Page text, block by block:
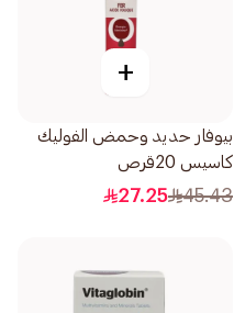
+
بيوفار حديد وحمض الفوليك
كاسيس 20قرص
45.43
27.25